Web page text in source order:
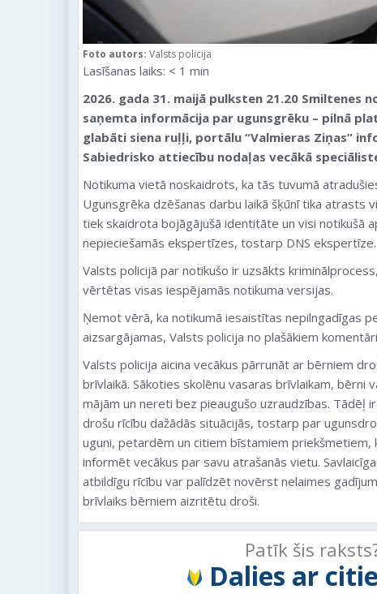
Foto autors: Valsts policija
Lasīšanas laiks: < 1 min
2026. gada 31. maijā pulksten 21.20 Smiltenes
saņemta informācija par ugunsgrēku – pilnā
glabāti siena ruļļi, portālu “Valmieras Ziņas”
Sabiedrisko attiecību nodaļas vecākā
Notikuma vietā noskaidrots, ka tās tuvumā
Ugunsgrēka dzēšanas darbu laikā šķūnī tika atrasts
tiek skaidrota bojāgājušā identitāte un visi notikušā
nepieciešamās ekspertīzes, tostarp DNS ekspertīze.
Valsts policijā par notikušo ir uzsākts
vērtētas visas iespējamās notikuma versijas.
Ņemot vērā, ka notikumā iesaistītas nepilngadīgas
aizsargājamas, Valsts policija no plašākiem
Valsts policija aicina vecākus pārrunāt ar bērniem
brīvlaikā. Sākoties skolēnu vasaras brīvlaikam, bērni
mājām un nereti bez pieaugušo uzraudzības. Tādēļ
drošu rīcību dažādās situācijās, tostarp par
uguni, petardēm un citiem bīstamiem priekšmetiem,
informēt vecākus par savu atrašanās vietu.
atbildīgu rīcību var palīdzēt novērst nelaimes
brīvlaiks bērniem aizritētu droši.
Patīk šis
Dalies ar